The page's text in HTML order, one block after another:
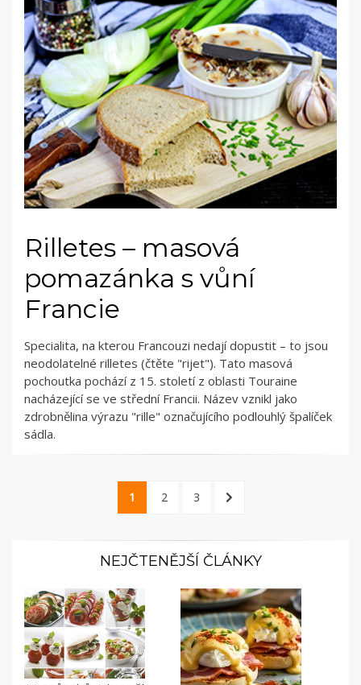
Rilletes – masová
pomazánka s vůní
Francie
Specialita, na kterou Francouzi nedají dopustit – to jsou
neodolatelné rilletes (čtěte "rijet"). Tato masová
pochoutka pochází z 15. století z oblasti Touraine
nacházející se ve střední Francii. Název vznikl jako
zdrobnělina výrazu "rille" označujícího podlouhlý špalíček
sádla.
StránkováníPAGE
1 PAGE
2 PAGE
3
NEXT
NEJČTENĚJŠÍ ČLÁNKY